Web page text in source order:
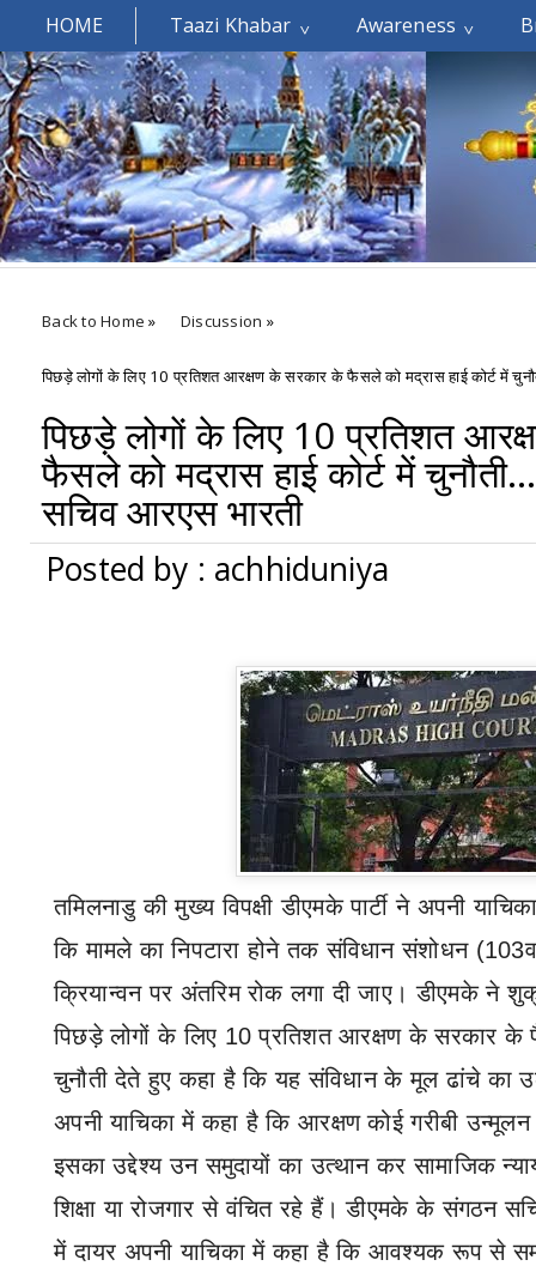
HOME Taazi Khabar Awareness
Welcomes You.....
Back to Home » Discussion »
पिछड़े लोगों के लिए 10 प्रतिशत आरक्षण के सरकार के फैसले को मद्रास हाई कोर्ट में
पिछड़े लोगों के लिए 10 प्रतिशत
फैसले को मद्रास हाई कोर्ट में
सचिव आरएस भारती
Posted by : achhiduniya
तमिलनाडु की मुख्य विपक्षी डीएमके पार्टी ने अपनी
कि मामले का निपटारा होने तक संविधान संशोधन
क्रियान्वन पर अंतरिम रोक लगा दी जाए। डीएमके ने
पिछड़े लोगों के लिए 10 प्रतिशत आरक्षण के सरकार के
चुनौती देते हुए कहा है कि यह संविधान के मूल ढांचे का
अपनी याचिका में कहा है कि आरक्षण कोई गरीबी उन्मूलन
इसका उद्देश्य उन समुदायों का उत्थान कर सामाजिक
शिक्षा या रोजगार से वंचित रहे हैं।डीएमके के संगठन
में दायर अपनी याचिका में कहा है कि आवश्यक रूप से